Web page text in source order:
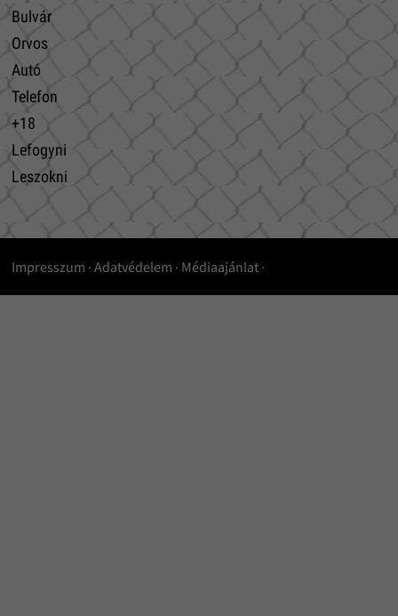
Bulvár
Orvos
Autó
Telefon
+18
Lefogyni
Leszokni
Impresszum · Adatvédelem · Médiaajánlat·